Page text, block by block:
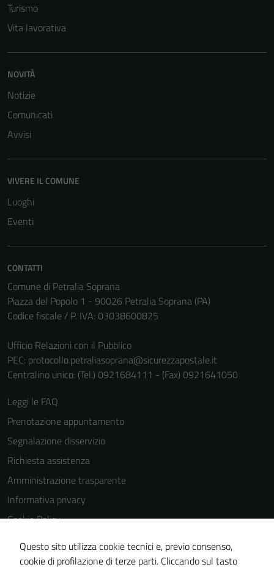
Turismo
Vita lavorativa
NOVITÀ
Notizie
Comunicati
Avvisi
VIVERE IL COMUNE
Luoghi
Eventi
CONTATTI
Comune di Petralia Soprana
Piazza del Popolo 1 - 90026 Petralia Soprana (PA)
Codice fiscale / P. IVA: 03038600825
Ufficio Relazioni con il Pubblico
PEC: protocollo.petraliasoprana@sicurezzapostale.it
Centralino unico: (Tel.) 0921684111 - (Fax) 0921641050
Leggi le FAQ
Prenotazione appuntamento
Segnalazione disservizio
Richiesta assistenza
Amministrazione trasparente
Informativa privacy
Cookie Policy
Note legali
Dichiarazione di accessibilità
Questo sito utilizza cookie tecnici e, previo consenso,
cookie di profilazione di terze parti. Cliccando sul tasto